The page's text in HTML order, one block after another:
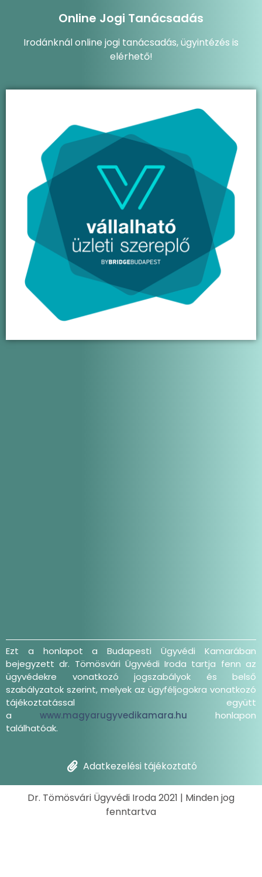
Online Jogi Tanácsadás
Irodánknál online jogi tanácsadás, ügyintézés is
elérhető!
Ezt a honlapot a Budapesti Ügyvédi Kamarában
bejegyzett dr. Tömösvári Ügyvédi Iroda tartja fenn az
ügyvédekre vonatkozó jogszabályok és belső
szabályzatok szerint, melyek az ügyféljogokra vonatkozó
tájékoztatással együtt
a www.magyarugyvedikamara.hu honlapon
találhatóak.
Adatkezelési tájékoztató
Dr. Tömösvári Ügyvédi Iroda 2021 | Minden jog
fenntartva